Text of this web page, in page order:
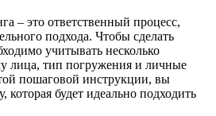
– это ответственный процесс,
подхода. Чтобы сделать
учитывать несколько
лица, тип погружения и личные
пошаговой инструкции, вы
которая будет идеально подходить